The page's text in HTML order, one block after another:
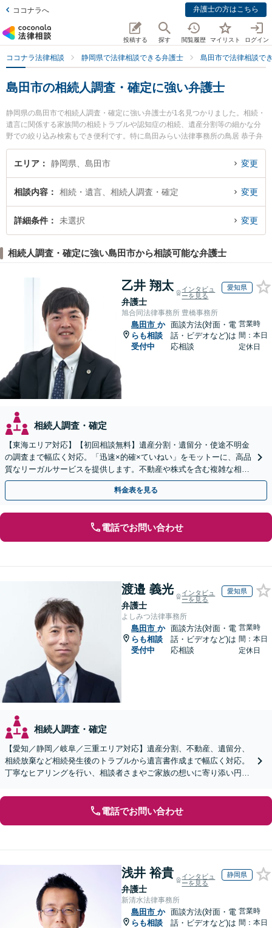
ココナラへ 弁護士の方はこちら
投稿する 探す 閲覧履歴 マイリスト ログイン
ココナラ法律相談 静岡県で法律相談できる弁護士 島田市で法律相談で
島田市の相続人調査・確定に強い弁護士
静岡県の島田市で相続人調査・確定に強い弁護士が1名見つかりました。相続・
遺言に関係する家族間の相続トラブルや認知症の相続、遺産分割等の細かな分
野での絞り込み検索もでき便利です。特に島田みらい法律事務所の鳥居 恭子弁
護士のプロフィール情報や弁護士費用、強みなどが注目されています。『島田
市で土日や夜間に発生した相続人調査・確定のトラブルを今すぐに弁護士に相
護士に相談予約したい』などでお困りの相談者さんにおすすめです。
エリア 静岡県、島田市 変更
相談内容 相続・遺言、相続人調査・確定 変更
詳細条件 未選択 変更
相続人調査・確定に強い島田市から相談可能な弁護士
乙井 翔太
弁護士
インタビュ
ーを見る
愛知県
旭合同法律事務所 豊橋事務所
島田市 か
らも相談
受付中
面談方法(対面・電
話・ビデオなど)は
応相談
営業時
間：本日
定休日
相続人調査・確定
【東海エリア対応】【初回相談無料】遺産分割・遺留分・使途不明金
の調査まで幅広く対応。「迅速×的確×ていねい」をモットーに、高品
質なリーガルサービスを提供します。不動産や株式を含む複雑な相続
もお任せください【休日・夜間対応OK】
料金表を見る
電話でお問い合わせ
渡邉 義光
弁護士
インタビュ
ーを見る
愛知県
よしみつ法律事務所
島田市 か
らも相談
受付中
面談方法(対面・電
話・ビデオなど)は
応相談
営業時
間：本日
定休日
相続人調査・確定
【愛知／静岡／岐阜／三重エリア対応】遺産分割、不動産、遺留分、
相続放棄など相続発生後のトラブルから遺言書作成まで幅広く対応。
丁寧なヒアリングを行い、相談者さまやご家族の想いに寄り添い円滑
電話でお問い合わせ
浅井 裕貴
弁護士
インタビュ
ーを見る
静岡県
新清水法律事務所
島田市 か
らも相談
面談方法(対面・電
話・ビデオなど)は
営業時
間：本日